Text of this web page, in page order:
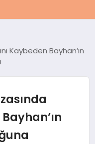
Kaybeden Bayhan’ın